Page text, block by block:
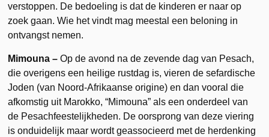
verstoppen. De bedoeling is dat de kinderen er naar op
zoek gaan. Wie het vindt mag meestal een beloning in
ontvangst nemen.
Mimouna –Op de avond na de zevende dag van Pesach,
die overigens een heilige rustdag is, vieren de sefardische
Joden (van Noord-Afrikaanse origine) en dan vooral die
afkomstig uit Marokko, “Mimouna” als een onderdeel van
de Pesachfeestelijkheden. De oorsprong van deze viering
is onduidelijk maar wordt geassocieerd met de herdenking